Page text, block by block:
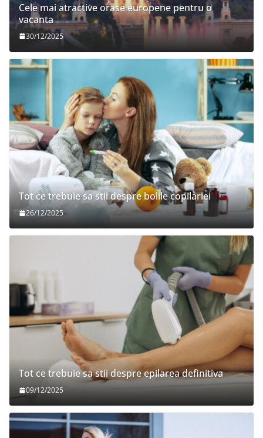
Cele mai atractive orase europene pentru o
vacanta
30/12/2025
Tot ce trebuie sa stii despre bolile copilariei
26/12/2025
Tot ce trebuie sa stii despre epilarea definitiva
09/12/2025